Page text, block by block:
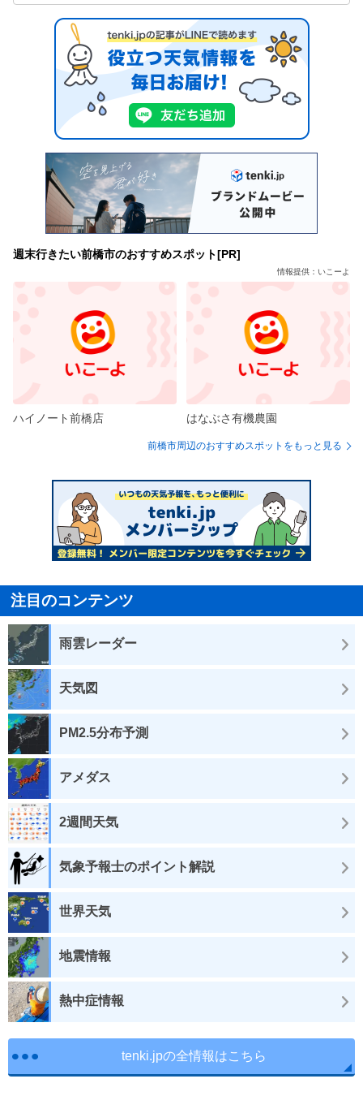
週末行きたい前橋市のおすすめスポット[PR]
情報提供：いこーよ
ハイノート前橋店 はなぶさ有機農園
前橋市周辺のおすすめスポットをもっと見る
注目のコンテンツ
雨雲レーダー
天気図
PM2.5分布予測
アメダス
2週間天気
気象予報士のポイント解説
世界天気
地震情報
熱中症情報
tenki.jpの全情報はこちら